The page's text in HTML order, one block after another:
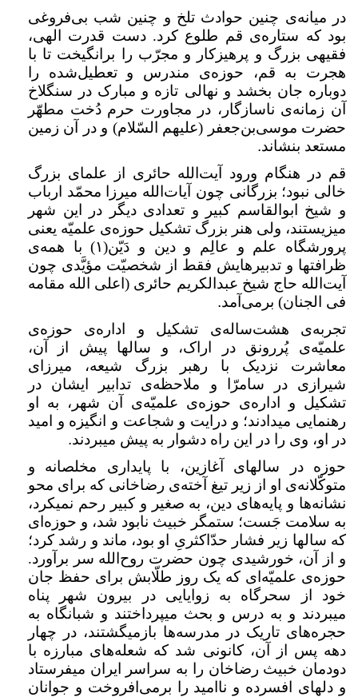
در میانه‌ی چنین حوادث تلخ و چنین شب بی‌فروغی
بود که ستاره‌ی قم طلوع کرد. دست قدرت الهی،
فقیهی بزرگ و پرهیزکار و مجرّب را برانگیخت تا با
هجرت به قم، حوزه‌ی مندرس و تعطیل‌شده را
دوباره جان بخشد و نهالی تازه و مبارک در سنگلاخ
آن زمانه‌ی ناسازگار، در مجاورت حرم دُخت مطهّر
حضرت موسی‌بن‌جعفر (علیهم السّلام) و در آن زمین
مستعد بنشاند.
قم در هنگام ورود آیت‌الله حائری از علمای بزرگ
خالی نبود؛ بزرگانی چون آیات‌الله میرزا محمّد ارباب
و شیخ ابوالقاسم کبیر و تعدادی دیگر در این شهر
میزیستند، ولی هنر بزرگ تشکیل حوزه‌ی علمیّه یعنی
پرورشگاه علم و عالِم و دین و دَیّن(۱)
با همه‌ی
ظرافتها و تدبیرهایش فقط از شخصیّت مؤیَّدی چون
آیت‌الله حاج شیخ عبدالکریم حائری (اعلی الله مقامه
فی الجنان) برمی‌آمد.
تجربه‌ی هشت‌ساله‌ی تشکیل و اداره‌ی حوزه‌ی
علمیّه‌ی پُررونق در اراک، و سالها پیش از آن،
معاشرت نزدیک با رهبر بزرگ شیعه، میرزای
شیرازی در سامرّا و ملاحظه‌ی تدابیر ایشان در
تشکیل و اداره‌ی حوزه‌ی علمیّه‌ی آن شهر، به او
رهنمایی میدادند؛ و درایت و شجاعت و انگیزه و امید
در او، وی را در این راه دشوار به پیش میبردند.
حوزه در سالهای آغازین، با پایداری مخلصانه و
متوکّلانه‌ی او از زیر تیغ آخته‌ی رضاخانی که برای محو
نشانه‌ها و پایه‌های دین، به صغیر و کبیر رحم نمیکرد،
به سلامت جَست؛ ستمگر خبیث نابود شد، و حوزه‌ای
که سالها زیر فشار حدّاکثریِ او بود، ماند و رشد کرد؛
و از آن، خورشیدی چون حضرت روح‌الله سر برآورد.
حوزه‌ی علمیّه‌ای که یک روز طلّابش برای حفظ جان
خود از سحرگاه به زوایایی در بیرون شهر پناه
میبردند و به درس و بحث میپرداختند و شبانگاه به
حجره‌های تاریک در مدرسه‌ها بازمیگشتند، در چهار
دهه پس از آن، کانونی شد که شعله‌های مبارزه با
دودمان خبیث رضاخان را به سراسر ایران میفرستاد
و دلهای افسرده و ناامید را برمی‌افروخت و جوانان